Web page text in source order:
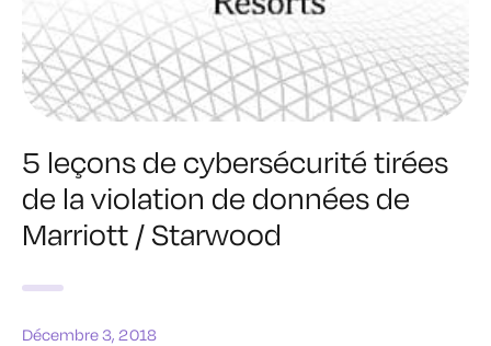
5 leçons de cybersécurité tirées
de la violation de données de
Marriott / Starwood
Décembre 3, 2018